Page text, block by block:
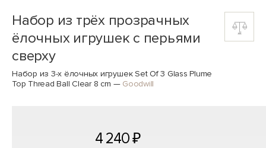
Набор из трёх прозрачных
ёлочных игрушек с перьями
сверху
Набор из 3-х ёлочных игрушек Set Of 3 Glass Plume
Top Thread Ball Clear 8 cm — Goodwill
4 240 ₽